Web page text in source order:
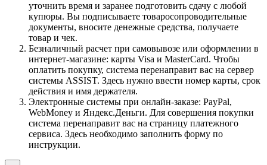
уточнить время и заранее подготовить сдачу с любой
купюры. Вы подписываете товаросопроводительные
документы, вносите денежные средства, получаете
товар и чек.
Безналичный расчет при самовывозе или оформлении в
интернет-магазине: карты Visa и MasterCard. Чтобы
оплатить покупку, система перенаправит вас на сервер
системы ASSIST. Здесь нужно ввести номер карты, срок
действия и имя держателя.
Электронные системы при онлайн-заказе: PayPal,
WebMoney и Яндекс.Деньги. Для совершения покупки
система перенаправит вас на страницу платежного
сервиса. Здесь необходимо заполнить форму по
инструкции.